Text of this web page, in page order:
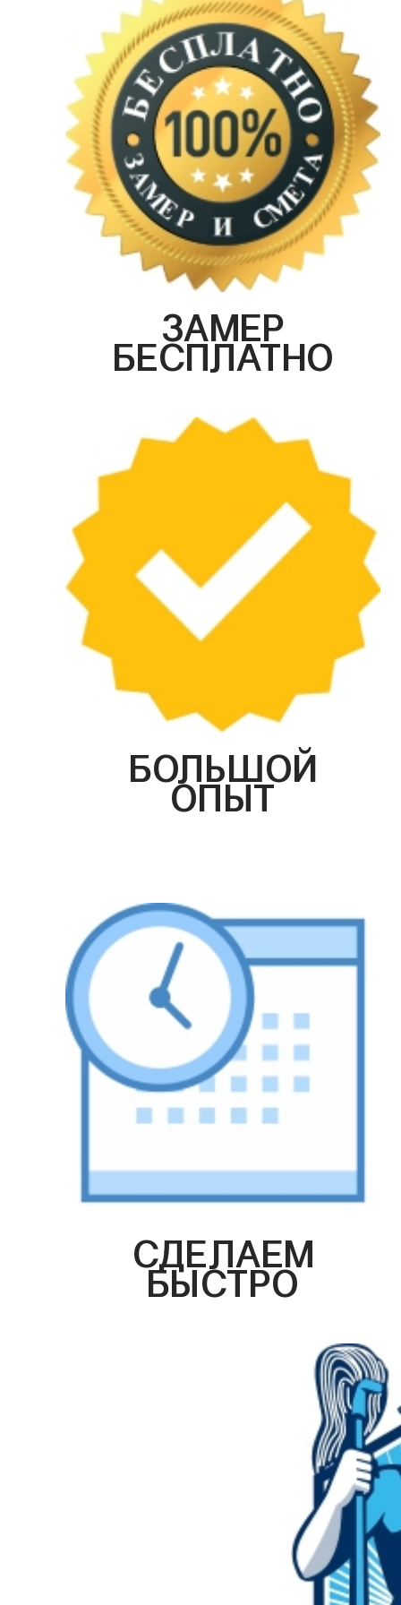
ЗАМЕР
БЕСПЛАТНО
БОЛЬШОЙ
ОПЫТ
СДЕЛАЕМ
БЫСТРО